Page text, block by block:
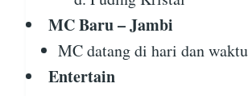
MC Baru – Jambi
MC datang di hari dan
Entertain